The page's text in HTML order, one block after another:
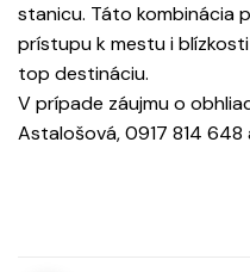
stanicu. Táto kombinácia
prístupu k mestu i
top destináciu.
V prípade záujmu o
Astalošová, 0917 814